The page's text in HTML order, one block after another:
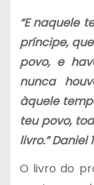
“E naquele
príncipe,
povo, e
nunca
àquele
teu povo,
livro.” Daniel
O livro do